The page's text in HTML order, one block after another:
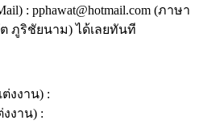
: pphawat@hotmail.com (ภาษา
ภูริชัยนาม) ได้เลยทันที